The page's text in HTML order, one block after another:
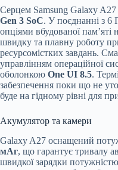
Серцем Samsung Galaxy A27
Gen 3 SoC. У поєднанні з 6
опціями вбудованої
швидку та плавну роботу
ресурсомістких завдань.
управлінням операційної
оболонкою One UI 8.5.
забезпечення поки що не
буде на гідному рівні для
Акумулятор та камери
Galaxy A27 оснащений
мАг, що гарантує тривалу
швидкої зарядки